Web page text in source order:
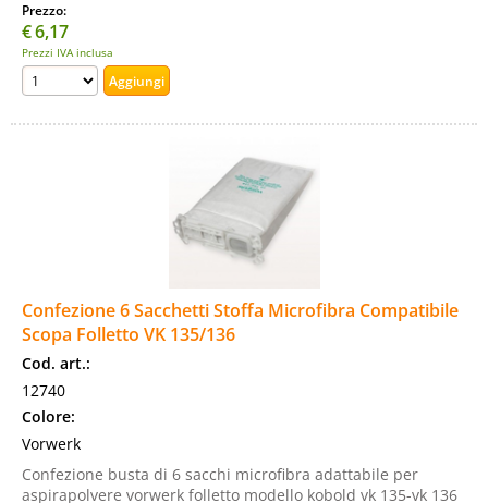
Prezzo:
€6,17
Prezzi IVA inclusa
Confezione 6 Sacchetti Stoffa Microfibra Compatibile
Scopa Folletto VK 135/136
Cod. art.:
12740
Colore:
Vorwerk
Confezione busta di 6 sacchi microfibra adattabile per
aspirapolvere vorwerk folletto modello kobold vk 135-vk 136